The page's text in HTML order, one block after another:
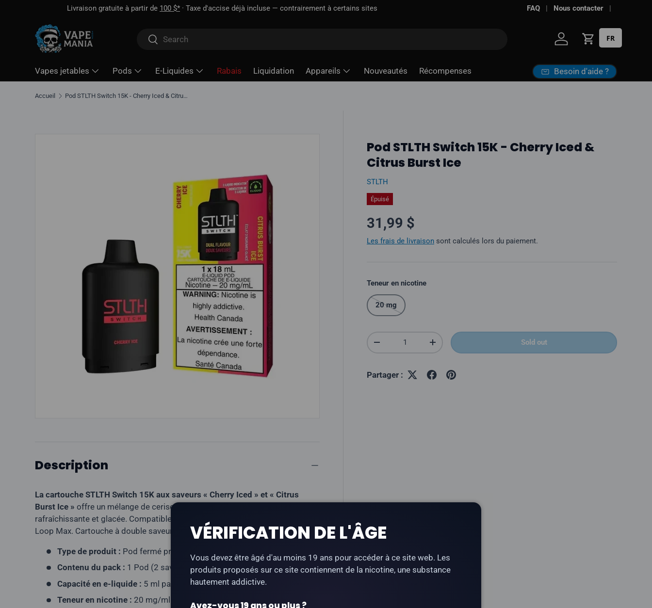
Livraison gratuite à partir de100 $* · Taxe d'accise déjà incluse — contrairement à certains sites FAQ Nous contacter
Rechercher
Rechercher
Se connecter
Panier
FR
Vapes jetables Pods E-Liquides Rabais Liquidation Appareils Nouveautés Récompenses Besoin d'aide ?
Accueil Pod STLTH Switch 15K - Cherry Iced & Citrus Burst Ice
Pod STLTH Switch 15K - Cherry Iced &
Citrus Burst Ice
STLTH
Épuisé
Prix normal
31,99 $
Les frais de livraison sont calculés lors du paiement.
Teneur en nicotine
20 mg
Quantité
Réduire la quantitéAugmenter la quantité Sold out
Partager :
Description
La cartouche STLTH Switch 15K aux saveurs « Cherry Iced » et « Citrus
Burst Ice » offre un mélange de cerise et d'agrumes, avec une finale
rafraîchissante et glacée. Compatible avec les appareils STLTH Loop 3 et
Loop Max. Cartouche à double saveur dotée de deux compartiments.
Type de produit : Pod fermé prérempli
Contenu du pack : 1 Pod (2 saveurs)
Capacité en e-liquide : 5 ml par pod (double arôme)
Teneur en nicotine : 20 mg/ml
VÉRIFICATION DE L'ÂGE
Vous devez être âgé d'au moins 19 ans pour accéder à ce site web. Les
produits proposés sur ce site contiennent de la nicotine, une substance
hautement addictive.